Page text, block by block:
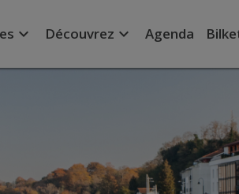
expand_more Découvrez expand_more Agenda